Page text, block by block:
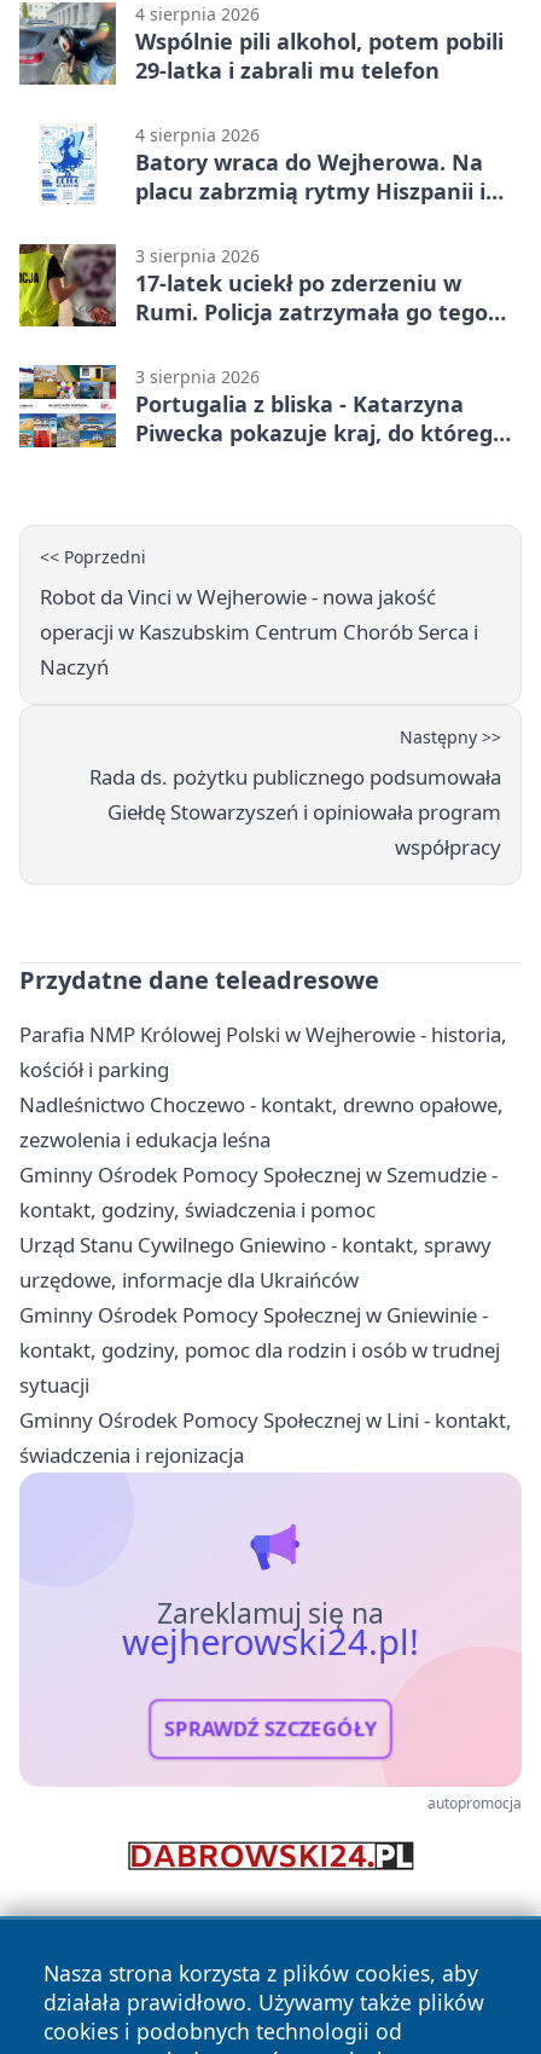
4 sierpnia 2026
Wspólnie pili alkohol, potem pobili
29-latka i zabrali mu telefon
4 sierpnia 2026
Batory wraca do Wejherowa. Na
placu zabrzmią rytmy Hiszpanii i
3 sierpnia 2026
17-latek uciekł po zderzeniu w
Rumi. Policja zatrzymała go tego
3 sierpnia 2026
Portugalia z bliska - Katarzyna
Piwecka pokazuje kraj, do którego
<< Poprzedni
Robot da Vinci w Wejherowie - nowa jakość
operacji w Kaszubskim Centrum Chorób Serca i
Naczyń
Następny >>
Rada ds. pożytku publicznego podsumowała
Giełdę Stowarzyszeń i opiniowała program
współpracy
Przydatne dane teleadresowe
Parafia NMP Królowej Polski w Wejherowie - historia,
kościół i parking
Nadleśnictwo Choczewo - kontakt, drewno opałowe,
zezwolenia i edukacja leśna
Gminny Ośrodek Pomocy Społecznej w Szemudzie -
kontakt, godziny, świadczenia i pomoc
Urząd Stanu Cywilnego Gniewino - kontakt, sprawy
urzędowe, informacje dla Ukraińców
Gminny Ośrodek Pomocy Społecznej w Gniewinie -
kontakt, godziny, pomoc dla rodzin i osób w trudnej
sytuacji
Gminny Ośrodek Pomocy Społecznej w Lini - kontakt,
świadczenia i rejonizacja
Zareklamuj się na
wejherowski24.pl!
SPRAWDŹ SZCZEGÓŁY
autopromocja
Nasza strona korzysta z plików cookies, aby
działała prawidłowo. Używamy także plików
cookies i podobnych technologii od